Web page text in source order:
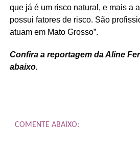
que já é um risco natural, e mais a
possui fatores de risco. São
atuam em Mato Grosso”.
Confira a reportagem da Aline
abaixo.
COMENTE ABAIXO: